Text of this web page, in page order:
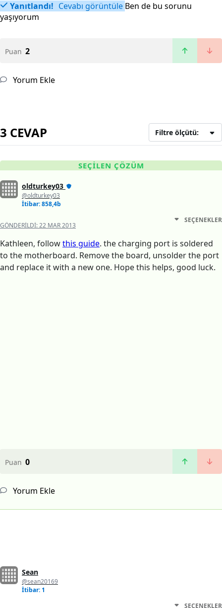
Yanıtlandı! Cevabı görüntüle Ben de bu sorunu
yaşıyorum
Puan 2
Yorum Ekle
3 CEVAP Filtre ölçütü:
SEÇILEN ÇÖZÜM
oldturkey03
@oldturkey03
İtibar: 858,4b
GÖNDERILDI:22 MAR 2013
SEÇENEKLER
Kathleen, followthis guide. the charging port is soldered
to the motherboard. Remove the board, unsolder the port
and replace it with a new one. Hope this helps, good luck.
Puan 0
Yorum Ekle
Sean
@sean20169
İtibar: 1
SEÇENEKLER